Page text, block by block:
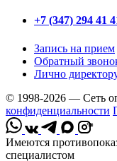
+7 (347) 294 41
Запись на прием
Обратный
Лично
© 1998-2026 — Сеть
конфиденциальности
*
Имеются
специалистом